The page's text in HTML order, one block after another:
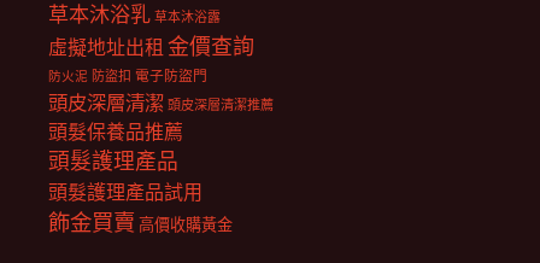
草本沐浴乳 草本沐浴露
虛擬地址出租 金價查詢
防火泥 防盜扣 電子防盜門
頭皮深層清潔 頭皮深層清潔推薦
頭髮保養品推薦
頭髮護理產品
頭髮護理產品試用
飾金買賣 高價收購黃金